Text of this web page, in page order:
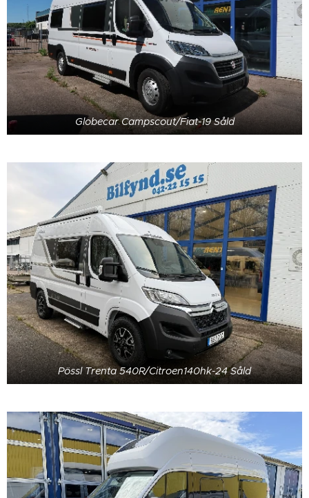
Globecar Campscout/Fiat-19 Såld
Pössl Trenta 540R/Citroen140hk-24 Såld